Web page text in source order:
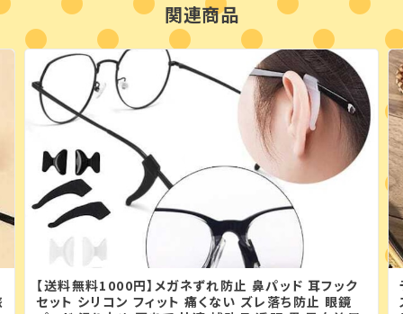
関連商品
【送料無料1000円】メガネずれ防止 鼻パッド 耳フック
セット シリコン フィット 痛くない ズレ落ち防止 眼鏡